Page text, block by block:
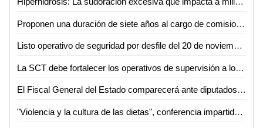
Proponen una duración de siete años al cargo de comisionados numerarios de la CEGAIP
Listo operativo de seguridad por desfile del 20 de noviembre: SSPCE
La SCT debe fortalecer los operativos de supervisión a los taxis
El Fiscal General del Estado comparecerá ante diputados para que los ciudadanos conozcan detalles del trabajo realizado: Dip. Rubén Guajardo
"Violencia y la cultura de las dietas", conferencia impartida en la Facultad de Enfermería y Nutrición (FEN) de la UASLP